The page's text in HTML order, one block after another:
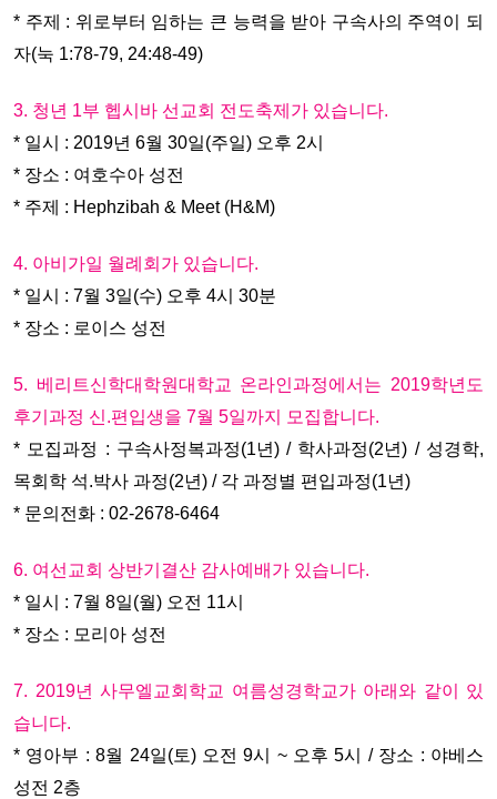
* 주제 : 위로부터 임하는 큰 능력을 받아 구속사의 주역이 되
자(눅 1:78-79, 24:48-49)
3. 청년 1부 헵시바 선교회 전도축제가 있습니다.
* 일시 : 2019년 6월 30일(주일) 오후 2시
* 장소 : 여호수아 성전
* 주제 : Hephzibah & Meet (H&M)
4. 아비가일 월례회가 있습니다.
* 일시 : 7월 3일(수) 오후 4시 30분
* 장소 : 로이스 성전
5. 베리트신학대학원대학교 온라인과정에서는 2019학년도
후기과정 신.편입생을 7월 5일까지 모집합니다.
* 모집과정 : 구속사정복과정(1년) / 학사과정(2년) / 성경학,
목회학 석.박사 과정(2년) / 각 과정별 편입과정(1년)
* 문의전화 : 02-2678-6464
6. 여선교회 상반기결산 감사예배가 있습니다.
* 일시 : 7월 8일(월) 오전 11시
* 장소 : 모리아 성전
7. 2019년 사무엘교회학교 여름성경학교가 아래와 같이 있
습니다.
* 영아부 : 8월 24일(토) 오전 9시 ~ 오후 5시 / 장소 : 야베스
성전 2층